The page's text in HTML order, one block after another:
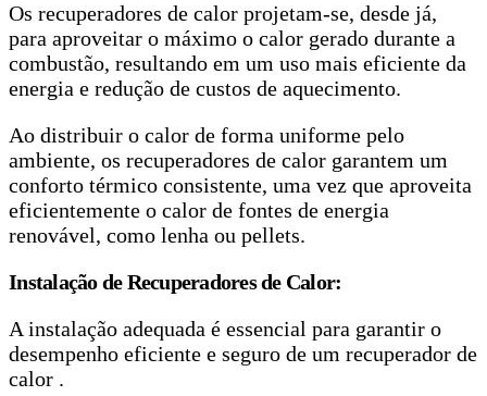
Os recuperadores de calor projetam-se, desde já,
para aproveitar o máximo o calor gerado durante a
combustão, resultando em um uso mais eficiente da
energia e redução de custos de aquecimento.
Ao distribuir o calor de forma uniforme pelo
ambiente, os recuperadores de calor garantem um
conforto térmico consistente, uma vez que aproveita
eficientemente o calor de fontes de energia
renovável, como lenha ou pellets.
Instalação de Recuperadores de Calor:
A instalação adequada é essencial para garantir o
desempenho eficiente e seguro de um recuperador de
calor .